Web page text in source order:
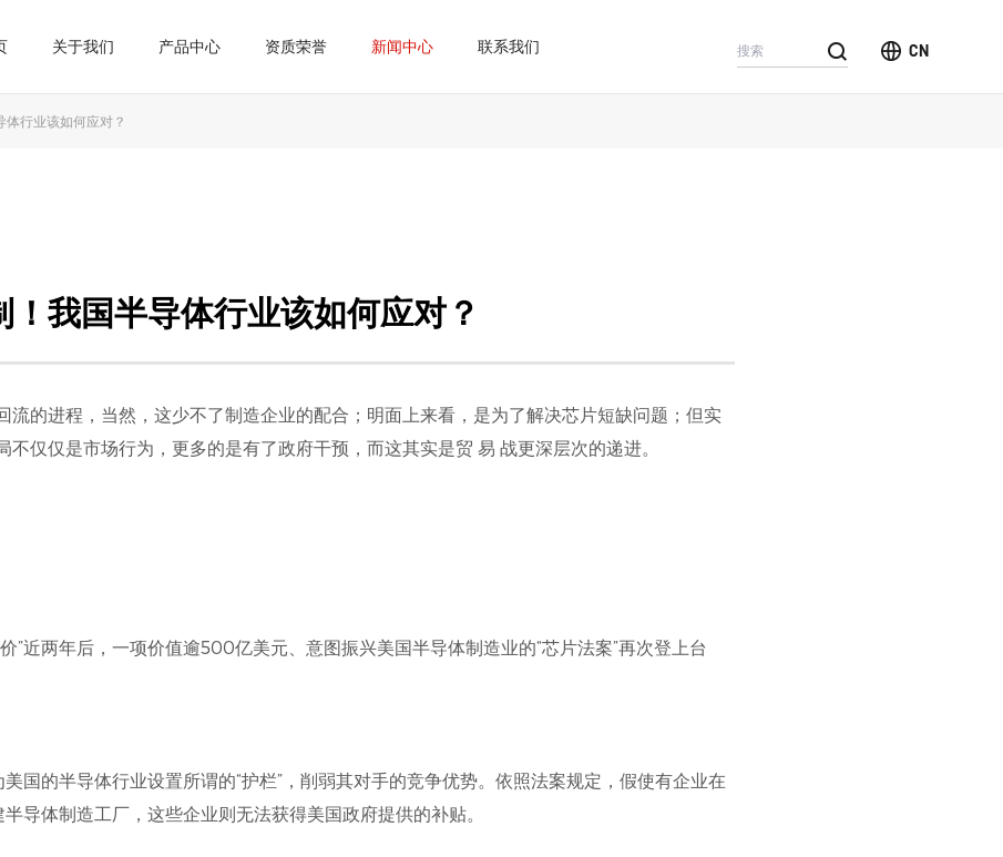
关于我们 产品中心 资质荣誉 新闻中心 联系我们 CN
行业该如何应对？
！我国半导体行业该如何应对？
流的进程，当然，这少不了制造企业的配合；明面上来看，是为了解决芯片短缺问题；但实
不仅仅是市场行为，更多的是有了政府干预，而这其实是贸 易 战更深层次的递进。
”近两年后，一项价值逾500亿美元、意图振兴美国半导体制造业的“芯片法案”再次登上台
美国的半导体行业设置所谓的“护栏”，削弱其对手的竞争优势。依照法案规定，假使有企业在
导体制造工厂，这些企业则无法获得美国政府提供的补贴。